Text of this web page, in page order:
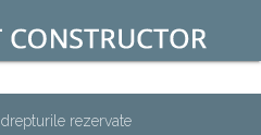
rezervate